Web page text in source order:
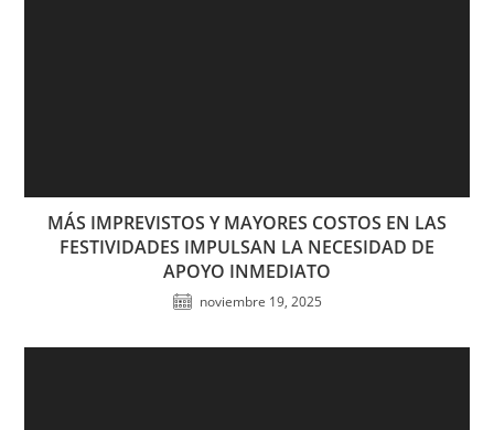
MÁS IMPREVISTOS Y MAYORES COSTOS EN LAS
FESTIVIDADES IMPULSAN LA NECESIDAD DE
APOYO INMEDIATO
noviembre 19, 2025